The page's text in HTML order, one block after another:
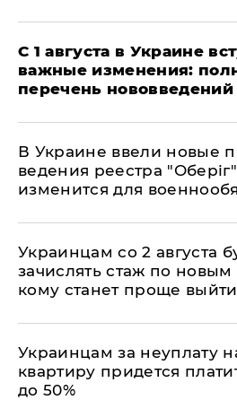
С 1 августа в Украине
важные изменения:
перечень нововведений
В Украине ввели новые
ведения реестра
изменится для
Украинцам со 2 августа
зачислять стаж по
кому станет проще
Украинцам за неуплату
квартиру придется
до 50%